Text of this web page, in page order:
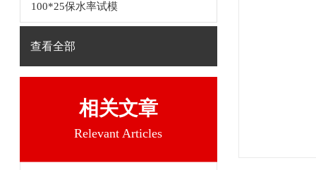
100*25保水率试模
查看全部
相关文章
Relevant Articles